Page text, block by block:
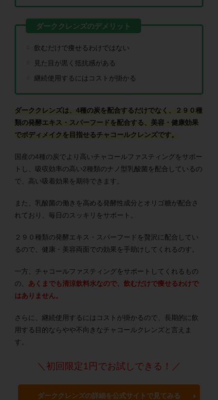
飲むだけで痩せるわけではない
見た目が黒く抵抗感がある
継続使用するにはコストが掛かる
ダーククレンズは、4種の炭を配合するだけでなく、２９０種
類の発酵エキス・スパーフードを配合する、美容・健康効果
でボディメイクを目指せるチャコールクレンズです。
国産の4種の炭でより高いチャコールファスティングをサポー
トし、吸収効率の高い2種類のナノ型乳酸菌を配合しているの
で、高い吸着効果を期待できます。
また、乳酸菌の働きを高める発酵性成分とオリゴ糖が配合さ
れており、毎日のスッキリをサポート。
２９０種類の発酵エキス・スパーフードを贅沢に配合してい
るので、健康・美容両面での効果を手助けしてくれるのす。
一方、チャコールファスティングをサポートしてくれるもの
の、 あくまでも清涼飲料水なので、飲むだけで痩せるわけで
はありません。
さらに、継続使用するにはコストが掛かるので、長期的に飲
用する目的ならやや不向きなチャコールクレンズと言えま
す。
＼初回限定1円でお試しできる！／
ダーククレンズの詳細を公式サイトで見てみる